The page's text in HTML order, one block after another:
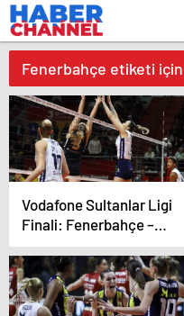
Fenerbahçe etiketi
Vodafone Sultanlar Ligi
Finali: Fenerbahçe –
V.Bank